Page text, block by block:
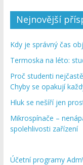
Nejnovější
Kdy je správný čas
Termoska na léto:
Proč studenti
Chyby se opakují
Hluk se nešíří jen
Mikrospínače –
spolehlivosti zařízení
Účetní programy